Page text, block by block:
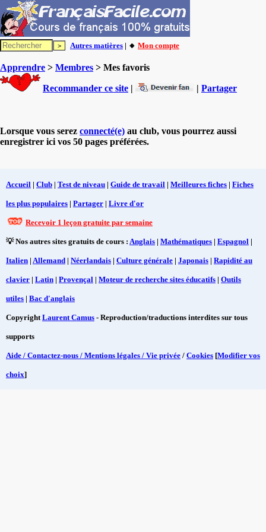
Autres matières | 🔸 Mon compte
Apprendre > Membres > Mes favoris
Recommander ce site | | Partager
Lorsque vous serez connecté(e) au club, vous pourrez aussi
enregistrer ici vos 50 pages préférées.
Accueil | Club | Test de niveau | Guide de travail | Meilleures fiches | Fiches
les plus populaires | Partager | Livre d'or
Recevoir 1 leçon gratuite par semaine
💡 Nos autres sites gratuits de cours : Anglais | Mathématiques | Espagnol |
Italien | Allemand | Néerlandais | Culture générale | Japonais | Rapidité au
clavier | Latin | Provençal | Moteur de recherche sites éducatifs | Outils
utiles | Bac d'anglais
CopyrightLaurent Camus - Reproduction/traductions interdites sur tous
supports
Aide / Contactez-nous / Mentions légales / Vie privée / Cookies [Modifier vos
choix]